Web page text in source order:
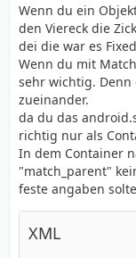
Wenn du ein
den Viereck die
dei die war es
Wenn du mit
sehr wichtig.
zueinander.
da du das
richtig nur als
In dem Container
"match_parent"
feste angaben
XML